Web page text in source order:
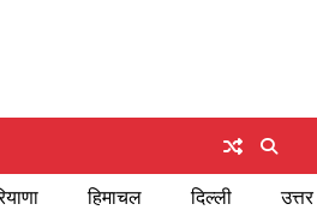
हिमाचल दिल्ली